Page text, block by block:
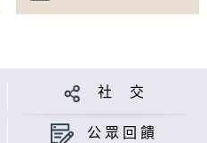
社 交
公眾回饋